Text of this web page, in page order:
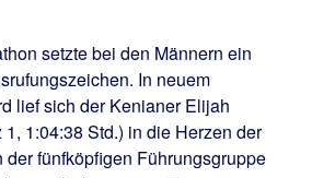
setzte bei den Männern ein
In neuem
lief sich der Kenianer Elijah
1:04:38 Std.) in die Herzen der
der fünfköpfigen Führungsgruppe